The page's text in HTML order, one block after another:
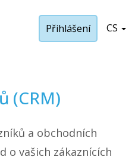
Přihlášení CS
(CRM)
a obchodních
o vašich zákaznících